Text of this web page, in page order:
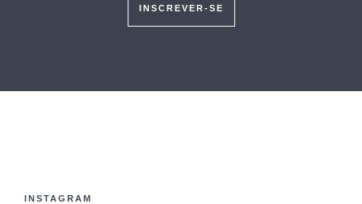
INSCREVER-SE
INSTAGRAM